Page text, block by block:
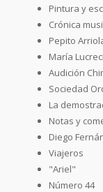
Pintura y
Crónica
Pepito
María
Audición
Sociedad
La
Notas y
Diego
Viajeros
"Ariel"
Número 44